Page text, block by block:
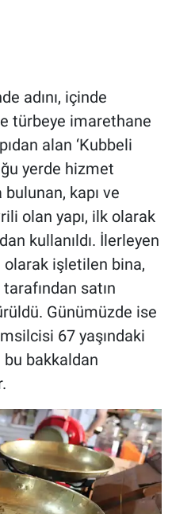
adını, içinde
türbeye imarethane
alan ‘Kubbeli
yerde hizmet
kapı ve
olan yapı, ilk olarak
kullanıldı. İlerleyen
işletilen bina,
satın
Günümüzde ise
67 yaşındaki
bakkaldan